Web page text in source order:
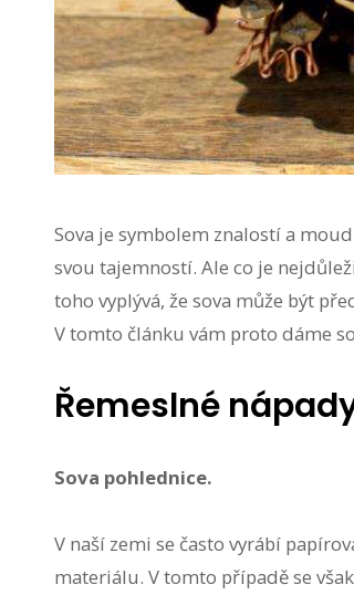
Sova je symbolem znalostí a
svou tajemností. Ale co je
toho vyplývá, že sova může být
V tomto článku vám proto dáme
Řemeslné
Sova pohlednice.
V naší zemi se často vyrábí
materiálu. V tomto případě se